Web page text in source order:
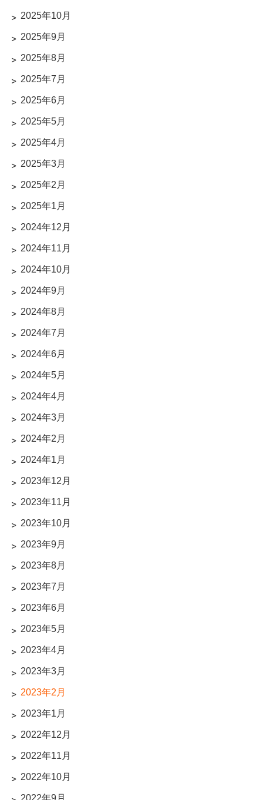
2025年10月
2025年9月
2025年8月
2025年7月
2025年6月
2025年5月
2025年4月
2025年3月
2025年2月
2025年1月
2024年12月
2024年11月
2024年10月
2024年9月
2024年8月
2024年7月
2024年6月
2024年5月
2024年4月
2024年3月
2024年2月
2024年1月
2023年12月
2023年11月
2023年10月
2023年9月
2023年8月
2023年7月
2023年6月
2023年5月
2023年4月
2023年3月
2023年2月
2023年1月
2022年12月
2022年11月
2022年10月
2022年9月